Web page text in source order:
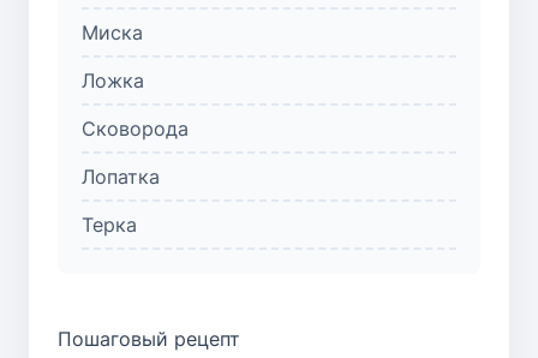
Миска
Ложка
Сковорода
Лопатка
Терка
Пошаговый рецепт